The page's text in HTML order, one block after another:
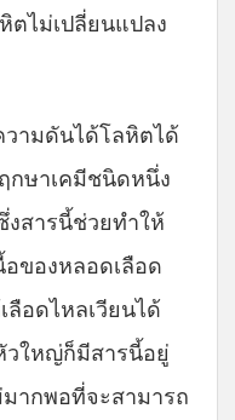
ตไม่เปลี่ยนแปลง
วามดันได้โลหิตได้
กษาเคมีชนิดหนึ่ง
งสารนี้ช่วยทำให้
อของหลอดเลือด
ลือดไหลเวียนได้
วใหญ่ก็มีสารนี้อยู่
มากพอที่จะสามารถ